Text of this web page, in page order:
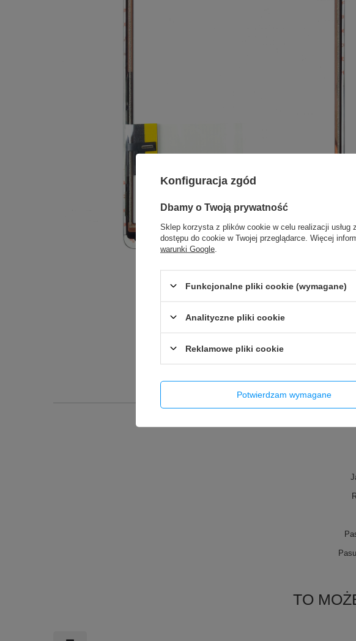
TO
Konfiguracja zgód
Dbamy o Twoją prywatność
Sklep korzysta z plików cookie w celu realizacji usług
dostępu do cookie w Twojej przeglądarce. Więcej
warunki Google
Funkcjonalne pliki cookie (wymagane)
Analityczne pliki cookie
Reklamowe pliki cookie
Potwierdzam wymagane